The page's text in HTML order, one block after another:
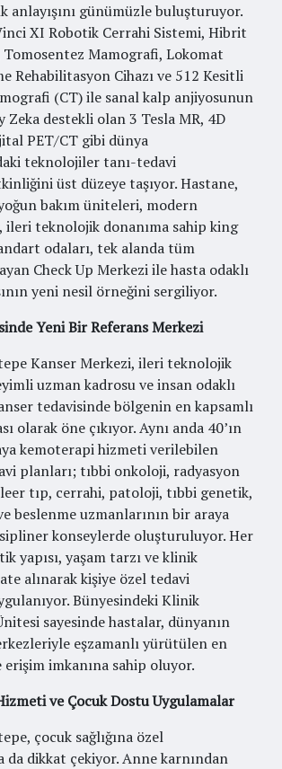
anlayışını günümüzle buluşturuyor.
XI Robotik Cerrahi Sistemi, Hibrit
Mamografi, Lokomat
Rehabilitasyon Cihazı ve 512 Kesitli
(CT) ile sanal kalp anjiyosunun
Zeka destekli olan 3 Tesla MR, 4D
PET/CT gibi dünya
teknolojiler tanı-tedavi
üst düzeye taşıyor. Hastane,
yoğun bakım üniteleri, modern
ileri teknolojik donanıma sahip king
odaları, tek alanda tüm
Check Up Merkezi ile hasta odaklı
yeni nesil örneğini sergiliyor.
Yeni Bir Referans Merkezi
Kanser Merkezi, ileri teknolojik
uzman kadrosu ve insan odaklı
tedavisinde bölgenin en kapsamlı
olarak öne çıkıyor. Aynı anda 40’ın
kemoterapi hizmeti verilebilen
planları; tıbbi onkoloji, radyasyon
tıp, cerrahi, patoloji, tıbbi genetik,
beslenme uzmanlarının bir araya
konseylerde oluşturuluyor. Her
yapısı, yaşam tarzı ve klinik
alınarak kişiye özel tedavi
Bünyesindeki Klinik
sayesinde hastalar, dünyanın
eşzamanlı yürütülen en
imkanına sahip oluyor.
ve Çocuk Dostu Uygulamalar
çocuk sağlığına özel
da dikkat çekiyor. Anne karnından